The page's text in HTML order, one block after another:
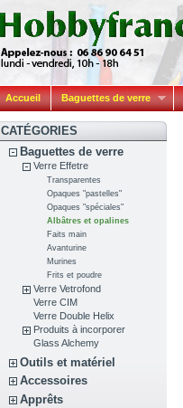
Accueil Baguettes de verre
CATÉGORIES
Baguettes de verre
Verre Effetre
Transparentes
Opaques "pastelles"
Opaques "spéciales"
Albâtres et opalines
Faits main
Avanturine
Murines
Frits et poudre
Verre Vetrofond
Verre CIM
Verre Double Helix
Produits à incorporer
Glass Alchemy
Outils et matériel
Accessoires
Apprêts